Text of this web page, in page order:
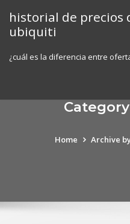
content
historial de precios
ubiquiti
¿cuál es la diferencia entre
Home Archive